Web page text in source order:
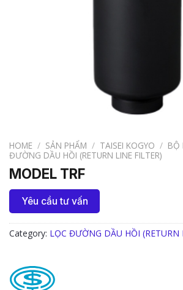
HOME / SẢN PHẨM / TAISEI KOGYO / BỘ
ĐƯỜNG DẦU HỒI (RETURN LINE FILTER)
MODEL TRF
Yêu cầu tư vấn
Category: LỌC ĐƯỜNG DẦU HỒI (RETURN